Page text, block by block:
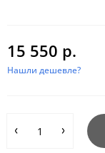
15 550 р.
Нашли дешевле?